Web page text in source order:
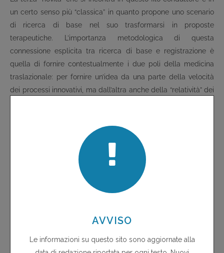
un certo senso più “classica” in quanto propone uno scenario
di ricerca di base nel suo trasformarsi in proposte
terapeutiche. L’importanza metodologica di questa
connessione esplicita tra ricerca di base e registrazione è
quella di fornire contestualmente i due poli della medicina
traslazionale: per fornire un’idea da una parte della velocità
dei processi innovativi, ma dall’altra anche della “relatività” dei
percezione di questo dato di fatto è tanto più importante in un
tempo così spesso dominato da scenari di “precision
medicine”, e di terapie universalmente personalizzate, che
sembrano a portata di mano, e soprattutto in grado di
cambiare sostanzialmente la storia di malattia e di vita di
tutte/i coloro che hanno il problema.
Il dossier ospitato da questo numero sulle strategie
sviluppa un aspetto della innovazione in